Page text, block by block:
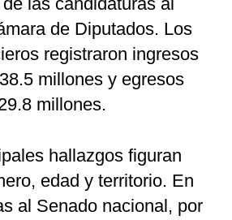
de Diputados. Los
registraron ingresos
millones y egresos
millones.
hallazgos figuran
edad y territorio. En
al Senado nacional, por